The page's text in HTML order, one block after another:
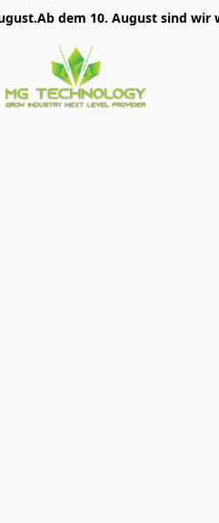
dem 10. August sind wir